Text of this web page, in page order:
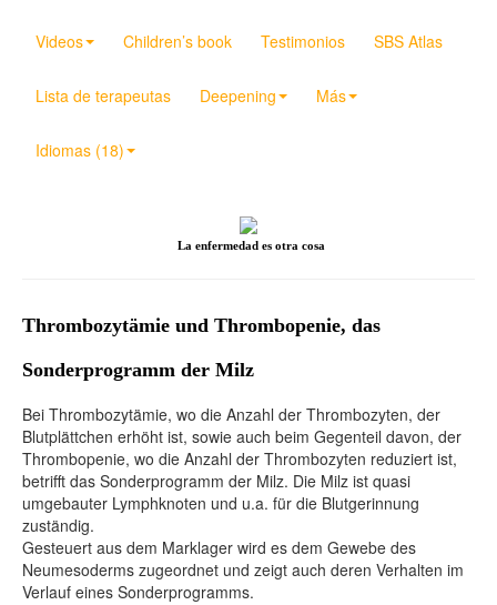
Videos Children’s book Testimonios SBS Atlas
Lista de terapeutas Deepening Más
Idiomas (18)
La enfermedad es otra cosa
Thrombozytämie und Thrombopenie, das
Sonderprogramm der Milz
Bei Thrombozytämie, wo die Anzahl der Thrombozyten, der
Blutplättchen erhöht ist, sowie auch beim Gegenteil davon, der
Thrombopenie, wo die Anzahl der Thrombozyten reduziert ist,
betrifft das Sonderprogramm der Milz. Die Milz ist quasi
umgebauter Lymphknoten und u.a. für die Blutgerinnung
zuständig.
Gesteuert aus dem Marklager wird es dem Gewebe des
Neumesoderms zugeordnet und zeigt auch deren Verhalten im
Verlauf eines Sonderprogramms.